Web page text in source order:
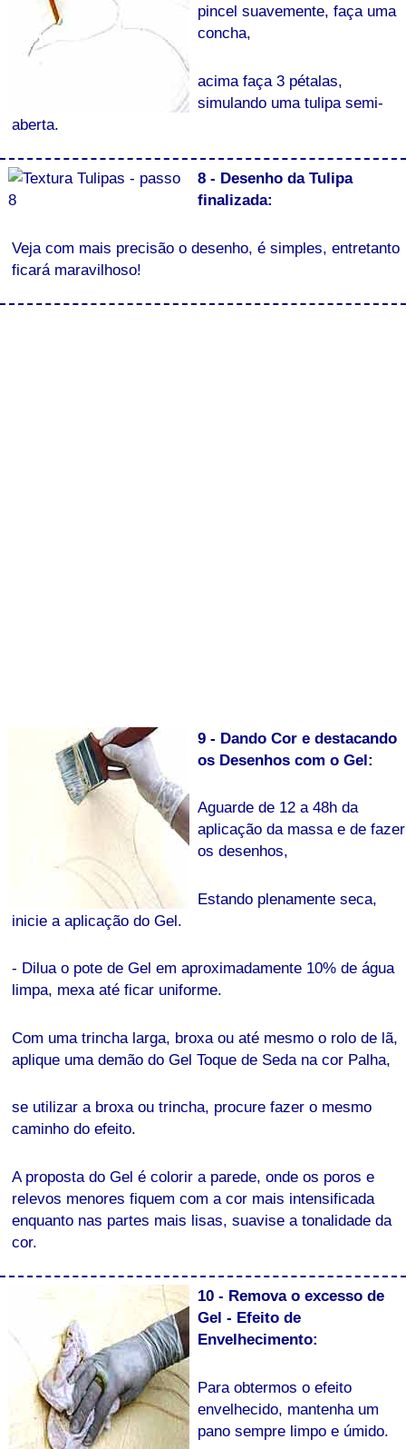
pincel suavemente, faça uma
concha,
acima faça 3 pétalas,
simulando uma tulipa semi-
aberta.
8 - Desenho da Tulipa
finalizada:
Veja com mais precisão o desenho, é simples, entretanto
ficará maravilhoso!
9 - Dando Cor e destacando
os Desenhos com o Gel:
Aguarde de 12 a 48h da
aplicação da massa e de fazer
os desenhos,
Estando plenamente seca,
inicie a aplicação do Gel.
- Dilua o pote de Gel em aproximadamente 10% de água
limpa, mexa até ficar uniforme.
Com uma trincha larga, broxa ou até mesmo o rolo de lã,
aplique uma demão do Gel Toque de Seda na cor Palha,
se utilizar a broxa ou trincha, procure fazer o mesmo
caminho do efeito.
A proposta do Gel é colorir a parede, onde os poros e
relevos menores fiquem com a cor mais intensificada
enquanto nas partes mais lisas, suavise a tonalidade da
cor.
10 - Remova o excesso de
Gel - Efeito de
Envelhecimento:
Para obtermos o efeito
envelhecido, mantenha um
pano sempre limpo e úmido.